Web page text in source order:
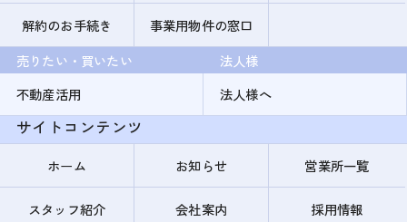
解約のお手続き
事業用物件の窓口
売りたい・買いたい
不動産活用
法人様
法人様へ
サイトコンテンツ
ホーム お知らせ 営業所一覧
スタッフ紹介 会社案内 採用情報